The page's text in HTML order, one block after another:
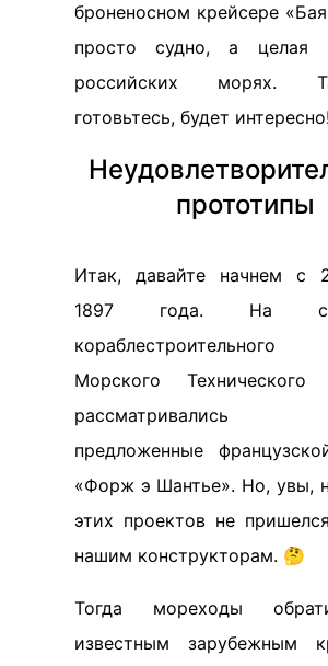
броненосном крейсере
просто судно, а целая
российских морях.
готовьтесь, будет
прототипы
Итак, давайте начнем с
1897 года. На
Морского Технического
рассматривались
предложенные
«Форж э Шантье». Но, увы,
этих проектов не
нашим конструкторам. 🤔
Тогда мореходы
известным зарубежным